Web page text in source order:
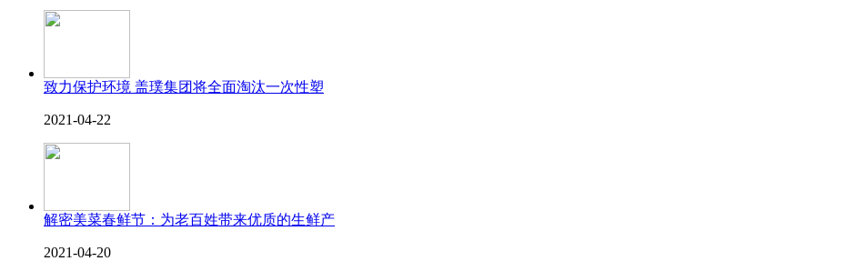
致力保护环境 盖璞集团将全面淘汰一次性塑
2021-04-22
解密美菜春鲜节：为老百姓带来优质的生鲜产
2021-04-20